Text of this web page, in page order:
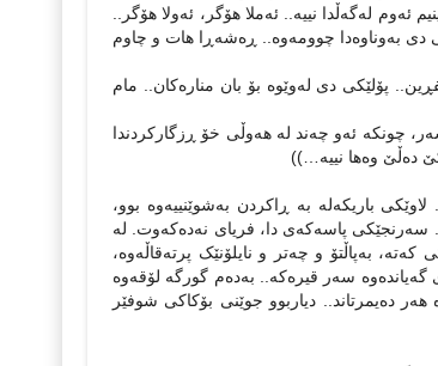
ئه‌وم له‌گه‌ڵدا نییه‌.. ئه‌ملا هۆگر، ئه‌ولا هۆگر..
دی به‌وناوه‌دا چوومه‌وه‌.. ڕه‌شه‌ڕا هات و چاوم
پۆلێکی دی له‌وێوه‌ بۆ بان مناره‌کان.. مام
چونکه‌ ئه‌و چه‌ند له‌ هه‌وڵی خۆ ڕزگارکردندا
ده‌ڵێ وه‌ها نییه‌…))
باریکه‌له‌ به‌ ڕاکردن به‌شوێنییه‌وه‌ بوو،
سه‌رنجێکی پاسه‌که‌ی دا، فریای نه‌ده‌که‌وت. له
به‌پاڵتۆ و چه‌تر و نایلۆنێک پرته‌قاڵه‌وه‌،
سه‌ر قیره‌که‌.. به‌ده‌م گورگه‌ لۆقه‌وه‌
ده‌یمرتاند.. دیاربوو جوێنی بۆکاکی شوفێر